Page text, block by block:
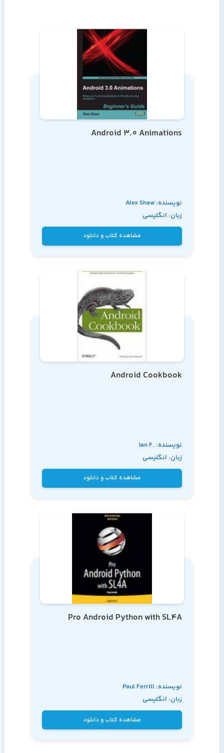
Android 3.0 Animations
نویسنده: Alex Shaw
زبان: انگلیسی
مشاهده کتاب و دانلود
Android Cookbook
نویسنده: Ian F.
Darwin
زبان: انگلیسی
مشاهده کتاب و دانلود
Pro Android Python with SL4A
نویسنده: Paul Ferrill
زبان: انگلیسی
مشاهده کتاب و دانلود